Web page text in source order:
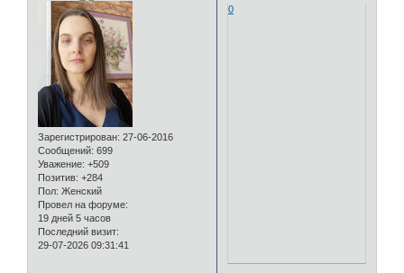
Зарегистрирован: 27-06-2016
Сообщений: 699
Уважение: +509
Позитив: +284
Пол: Женский
Провел на форуме:
19 дней 5 часов
Последний визит:
29-07-2026 09:31:41
0